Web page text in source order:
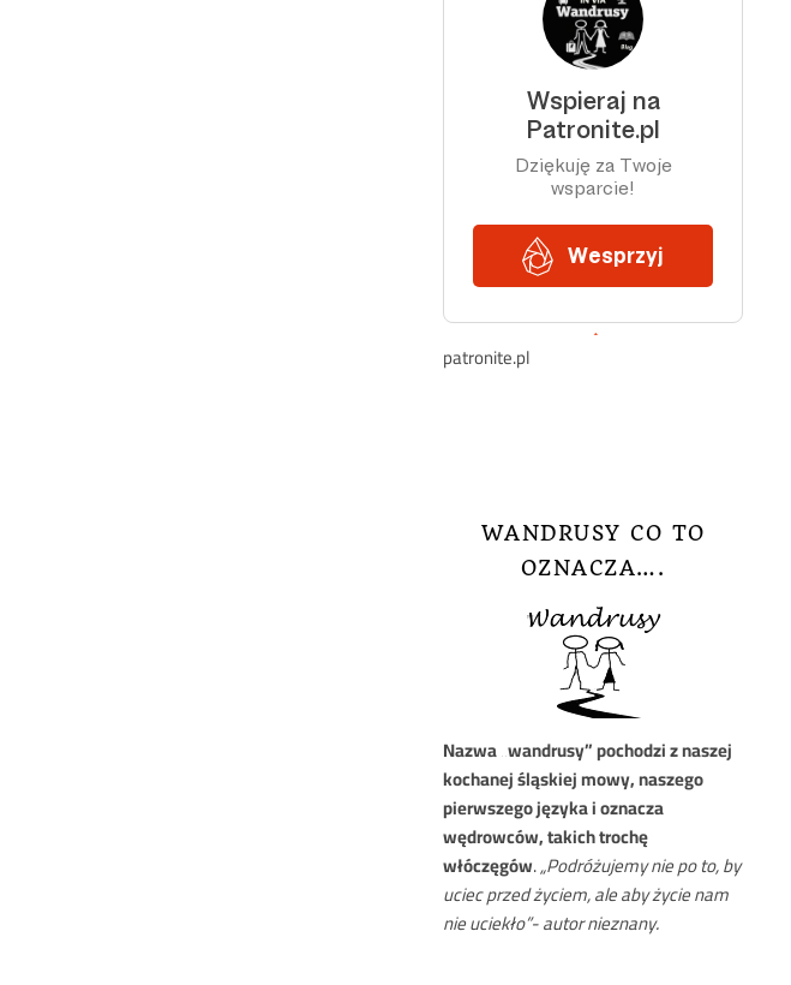
patronite.pl
WANDRUSY CO TO
OZNACZA….
Nazwa„wandrusy” pochodzi z naszej
kochanej śląskiej mowy, naszego
pierwszego języka i oznacza
wędrowców, takich trochę
włóczęgów.„Podróżujemy nie po to, by
uciec przed życiem, ale aby życie nam
nie uciekło”- autor nieznany.